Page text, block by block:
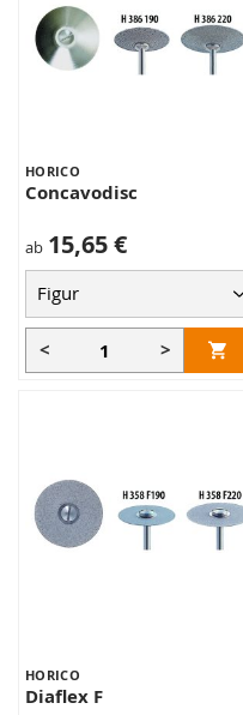
HORICO
Concavodisc
ab 15,65 €
< >
HORICO
Diaflex F